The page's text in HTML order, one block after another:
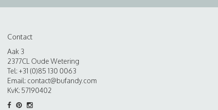
Contact
Aak 3
2377CL Oude Wetering
Tel: +31 (0)85 130 0063
Email: contact@bufandy.com
KvK: 57190402